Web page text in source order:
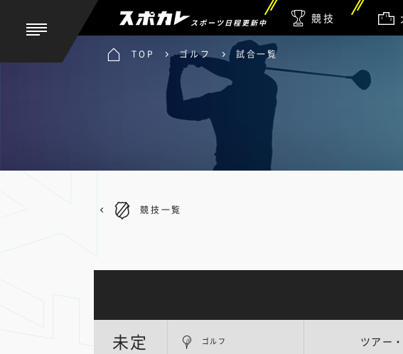
スポーツ日程更新中 競技
TOP ゴルフ 試合一覧
競技一覧
未定 ゴルフ ツアー